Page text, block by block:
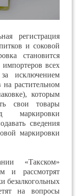
регистрация
и соковой
становится
импортеров всех
исключением
на растительном
которым
свои товары
сведения
маркировки
«Такском»
и рассмотрят
безалкогольных
на вопросы